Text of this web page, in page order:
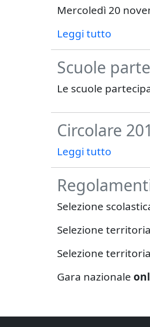
Mercoledì 20
Leggi tutto
Scuole
Le scuole
Circolare
Leggi tutto
Selezione
Selezione
Selezione
Gara nazionale